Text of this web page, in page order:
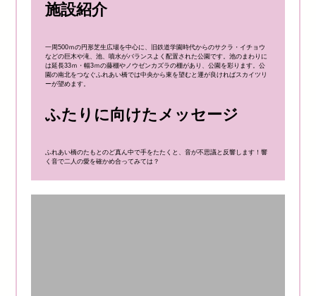
施設紹介
一周500ｍの円形芝生広場を中心に、旧鉄道学園時代からのサクラ・イチョウ
などの巨木や滝、池、噴水がバランスよく配置された公園です。池のまわりに
は延長33ｍ・幅3ｍの藤棚やノウゼンカズラの棚があり、公園を彩ります。公
園の南北をつなぐふれあい橋では中央から東を望むと運が良ければスカイツリ
ーが望めます。
ふたりに向けたメッセージ
ふれあい橋のたもとのど真ん中で手をたたくと、音が不思議と反響します！響
く音で二人の愛を確かめ合ってみては？